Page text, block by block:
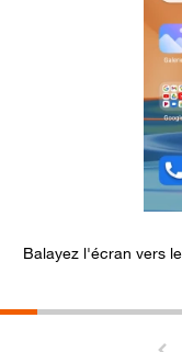
Balayez l'écran vers